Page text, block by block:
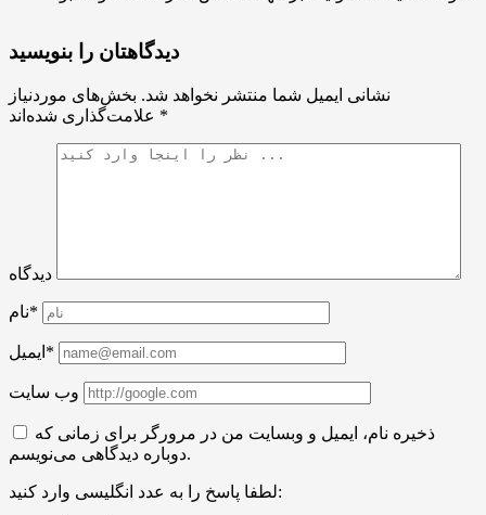
دیدگاهتان را بنویسید
نشانی ایمیل شما منتشر نخواهد شد. بخش‌های موردنیاز
*
دیدگاه
نام*
ایمیل*
وب سایت
ذخیره نام، ایمیل و وبسایت من در مرورگر برای زمانی که
دوباره دیدگاهی می‌نویسم.
لطفا پاسخ را به عدد انگلیسی وارد کنید: